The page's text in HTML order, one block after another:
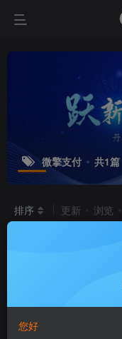
微擎支付 共1篇
排序 更新 浏览
您好